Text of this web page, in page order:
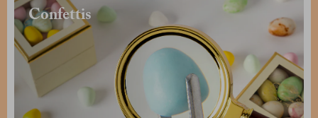
Confettis